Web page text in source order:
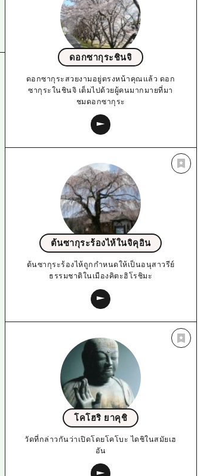
ดอกซากุระชินจิ
ดอกซากุระสวยงามอยู่ตรงหน้าคุณแล้ว ดอก
ซากุระในชินจิ เต็มไปด้วยผู้คนมากมายที่มา
ชมดอกซากุระ
ต้นซากุระร้องไห้ในจิคุอิน
ต้นซากุระร้องไห้ถูกกำหนดให้เป็นอนุสาวรีย์
ธรรมชาติในเมืองคิตะฮิโรชิมะ
โคโฮริ ยาคุชิ
วัดที่กล่าวกันว่าเปิดโดยโคโบะ ไดชิในสมัยเฮ
อัน